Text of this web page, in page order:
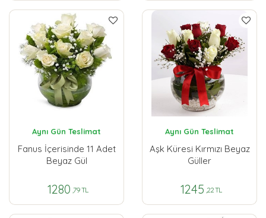
Aynı Gün Teslimat
Fanus İçerisinde 11 Adet
Beyaz Gül
1280 ,79 TL
Aynı Gün Teslimat
Aşk Küresi Kırmızı Beyaz
Güller
1245 ,22 TL